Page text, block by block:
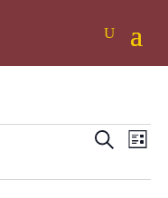
en
Zoeken
Lijst